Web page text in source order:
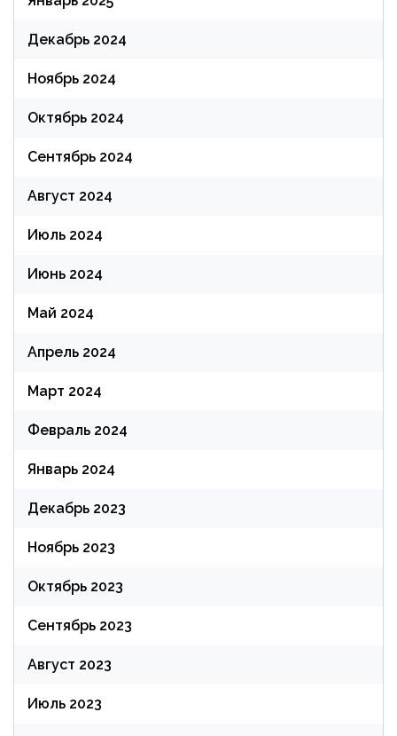
Декабрь 2024
Ноябрь 2024
Октябрь 2024
Сентябрь 2024
Август 2024
Июль 2024
Июнь 2024
Май 2024
Апрель 2024
Март 2024
Февраль 2024
Январь 2024
Декабрь 2023
Ноябрь 2023
Октябрь 2023
Сентябрь 2023
Август 2023
Июль 2023